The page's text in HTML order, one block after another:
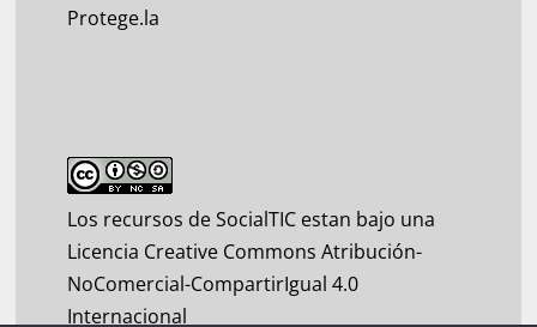
Protege.la
Los recursos de SocialTIC estan bajo una
Licencia Creative Commons Atribución-
NoComercial-CompartirIgual 4.0
Internacional